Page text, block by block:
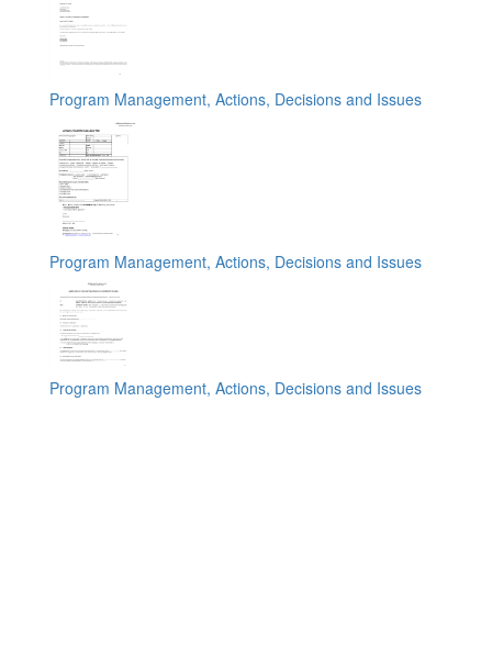
Program Management, Actions, Decisions and Issues
Program Management, Actions, Decisions and Issues
Program Management, Actions, Decisions and Issues